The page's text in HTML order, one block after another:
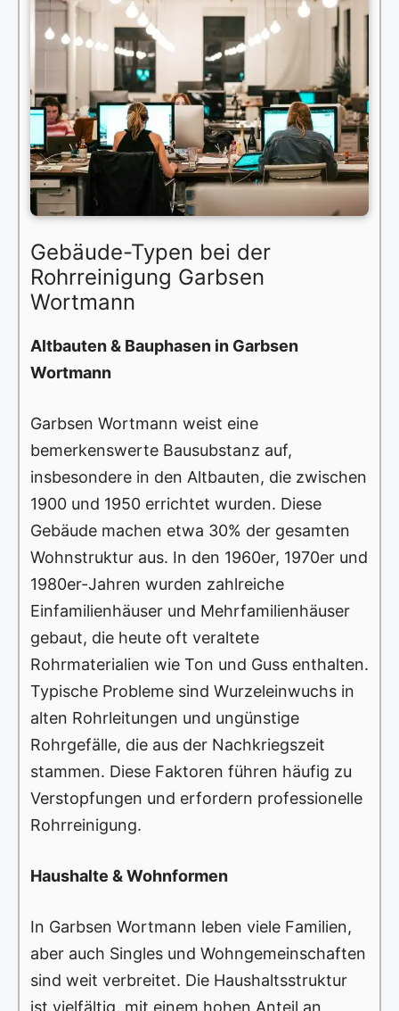
Gebäude-Typen bei der
Rohrreinigung Garbsen
Wortmann
Altbauten & Bauphasen in Garbsen
Wortmann
Garbsen Wortmann weist eine
bemerkenswerte Bausubstanz auf,
insbesondere in den Altbauten, die zwischen
1900 und 1950 errichtet wurden. Diese
Gebäude machen etwa 30% der gesamten
Wohnstruktur aus. In den 1960er, 1970er und
1980er-Jahren wurden zahlreiche
Einfamilienhäuser und Mehrfamilienhäuser
gebaut, die heute oft veraltete
Rohrmaterialien wie Ton und Guss enthalten.
Typische Probleme sind Wurzeleinwuchs in
alten Rohrleitungen und ungünstige
Rohrgefälle, die aus der Nachkriegszeit
stammen. Diese Faktoren führen häufig zu
Verstopfungen und erfordern professionelle
Rohrreinigung.
Haushalte & Wohnformen
In Garbsen Wortmann leben viele Familien,
aber auch Singles und Wohngemeinschaften
sind weit verbreitet. Die Haushaltsstruktur